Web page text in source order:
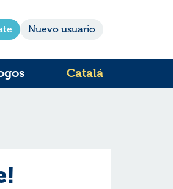
Nuevo usuario
Catalá